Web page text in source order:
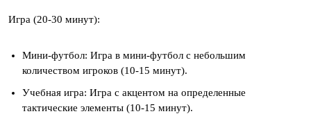
Игра (20-30 минут):
Мини-футбол: Игра в мини-футбол с небольшим
количеством игроков (10-15 минут).
Учебная игра: Игра с акцентом на определенные
тактические элементы (10-15 минут).